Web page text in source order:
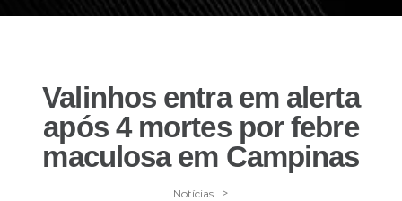
Valinhos entra em alerta
após 4 mortes por febre
maculosa em Campinas
Notícias >